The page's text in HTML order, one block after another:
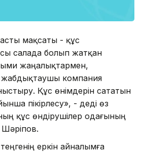
мақсаты - құс
салада болып жатқан
жаңалықтармен,
жабдықтаушы компания
Құс өнімдерін сататын
пікірлесу», - деді өз
құс өндірушілер одағының
Шәріпов.
еркін айналымға